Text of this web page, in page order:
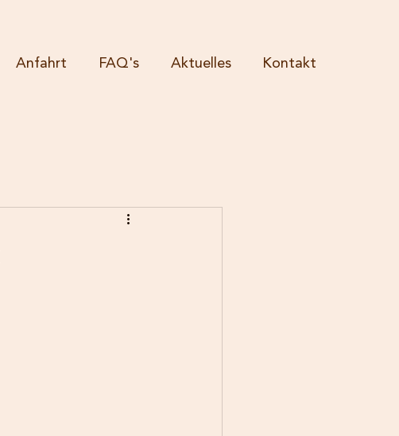
Anfahrt FAQ's Aktuelles Kontakt